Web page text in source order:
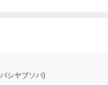
シヤブソバ)